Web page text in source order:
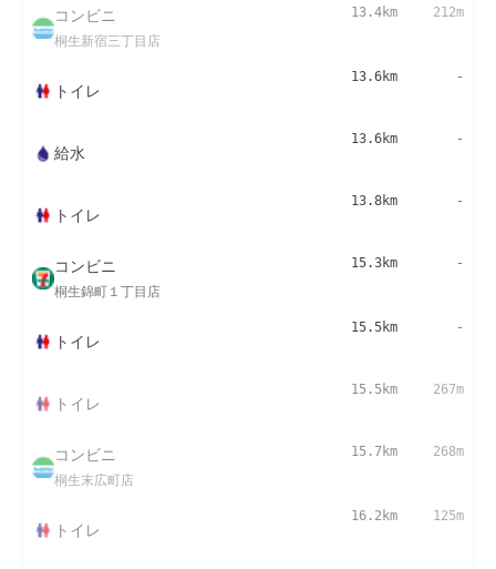
コンビニ
桐生新宿三丁目店
13.4km 212m
トイレ
13.6km -
給水
13.6km -
トイレ
13.8km -
コンビニ
桐生錦町１丁目店
15.3km -
トイレ
15.5km -
トイレ
15.5km 267m
コンビニ
桐生末広町店
15.7km 268m
トイレ
16.2km 125m